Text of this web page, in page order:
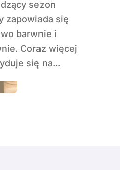
zapowiada się
barwnie i
Coraz więcej
się na...